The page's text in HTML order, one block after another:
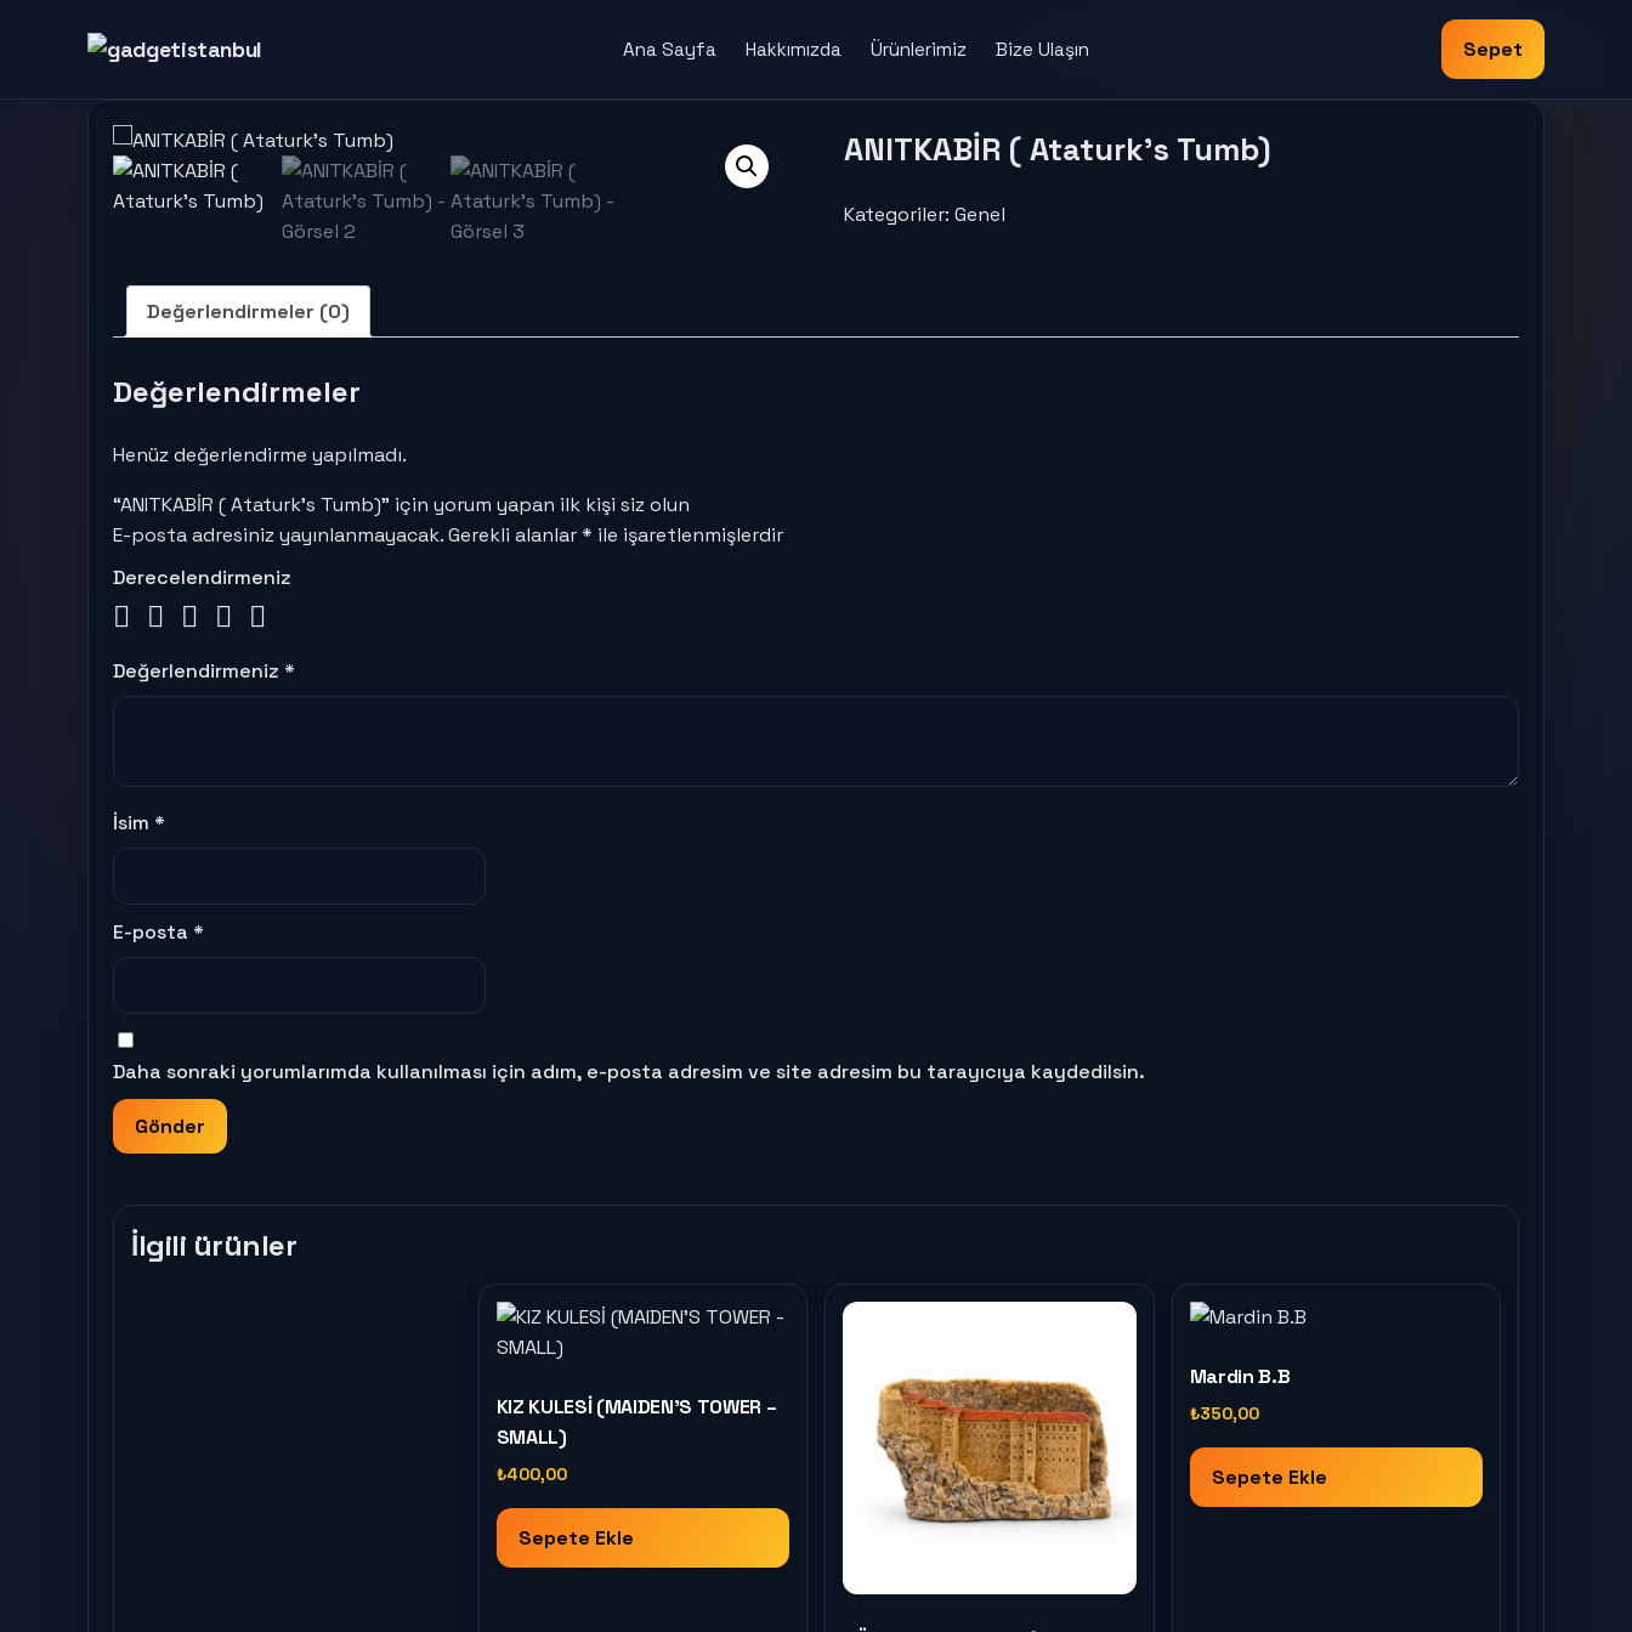
Ana Sayfa Hakkımızda Ürünlerimiz Bize Ulaşın Sepet
ANITKABİR ( Ataturk’s Tumb)
Kategoriler:Genel
Değerlendirmeler (0)
Değerlendirmeler
Henüz değerlendirme yapılmadı.
“ANITKABİR ( Ataturk’s Tumb)” için yorum yapan ilk kişi siz olun
E-posta adresiniz yayınlanmayacak.Gerekli alanlar* ile işaretlenmişlerdir
Derecelendirmeniz
Değerlendirmeniz *
İsim *
E-posta *
Daha sonraki yorumlarımda kullanılması için adım, e-posta adresim ve site adresim bu tarayıcıya kaydedilsin.
İlgili ürünler
KIZ KULESİ (MAIDEN’S TOWER –
SMALL)
₺400,00
Sepete Ekle
Mardin B.B
₺350,00
Sepete Ekle